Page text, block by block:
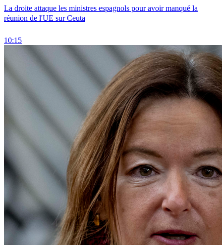
La droite attaque les ministres espagnols pour avoir manqué la
réunion de l'UE sur Ceuta
10:15